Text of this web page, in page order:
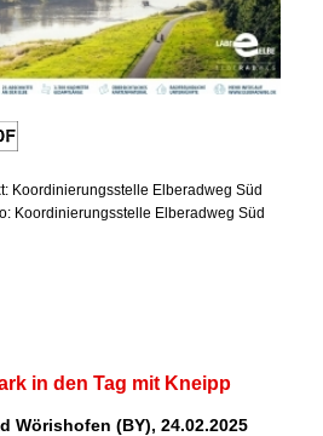
Koordinierungsstelle Elberadweg Süd
Koordinierungsstelle Elberadweg Süd
in den Tag mit Kneipp
Wörishofen (BY), 24.02.2025